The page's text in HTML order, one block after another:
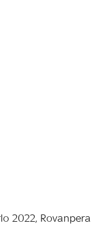
2022, Rovanpera